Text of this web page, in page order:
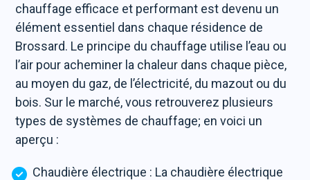
chauffage efficace et performant est devenu un
élément essentiel dans chaque résidence de
Brossard. Le principe du chauffage utilise l’eau ou
l’air pour acheminer la chaleur dans chaque pièce,
au moyen du gaz, de l’électricité, du mazout ou du
bois. Sur le marché, vous retrouverez plusieurs
types de systèmes de chauffage; en voici un
aperçu :
Chaudière électrique : La chaudière électrique